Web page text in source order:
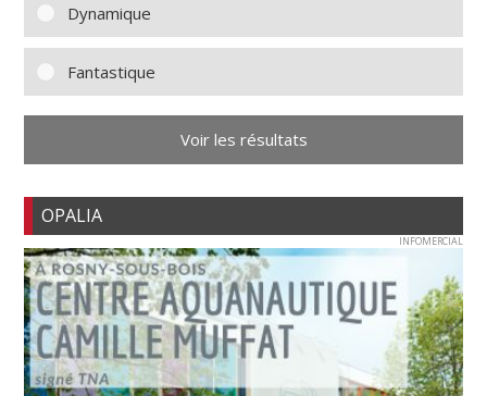
Dynamique
Fantastique
Voir les résultats
OPALIA
INFOMERCIAL